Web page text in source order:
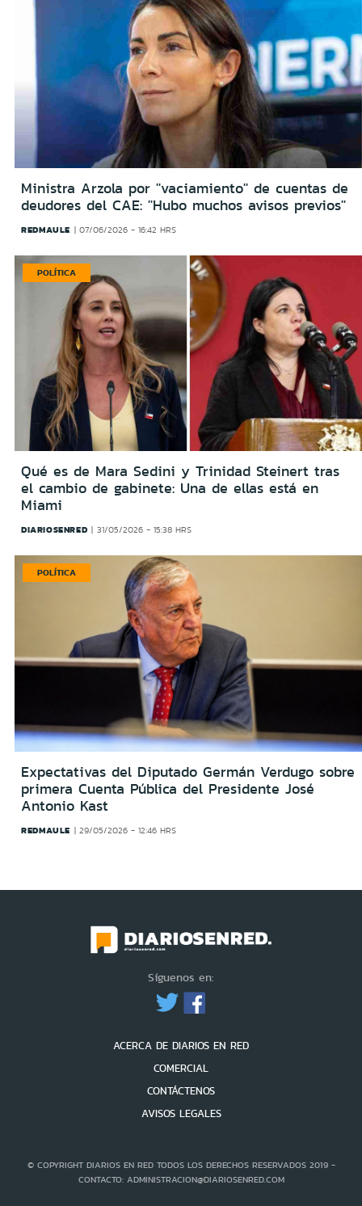
Ministra Arzola por ''vaciamiento'' de cuentas de
deudores del CAE: ''Hubo muchos avisos previos''
REDMAULE 07/06/2026 - 16:42 HRS
POLÍTICA
Qué es de Mara Sedini y Trinidad Steinert tras
el cambio de gabinete: Una de ellas está en
Miami
DIARIOSENRED 31/05/2026 - 15:38 HRS
POLÍTICA
Expectativas del Diputado Germán Verdugo sobre
primera Cuenta Pública del Presidente José
Antonio Kast
REDMAULE 29/05/2026 - 12:46 HRS
Síguenos en:
ACERCA DE DIARIOS EN RED
COMERCIAL
CONTÁCTENOS
AVISOS LEGALES
© COPYRIGHT DIARIOS EN RED TODOS LOS DERECHOS RESERVADOS 2019 -
CONTACTO: ADMINISTRACION@DIARIOSENRED.COM